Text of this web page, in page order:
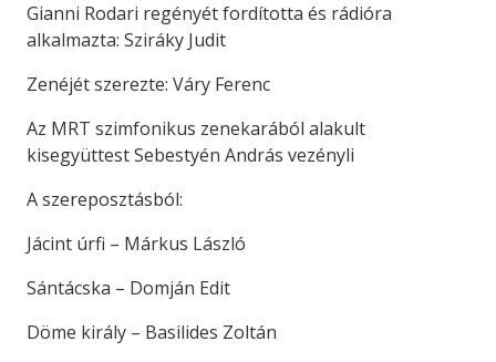
Gianni Rodari regényét fordította és rádióra
alkalmazta: Sziráky Judit
Zenéjét szerezte: Váry Ferenc
Az MRT szimfonikus zenekarából alakult
kisegyüttest Sebestyén András vezényli
A szereposztásból:
Jácint úrfi – Márkus László
Sántácska – Domján Edit
Döme király – Basilides Zoltán